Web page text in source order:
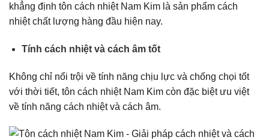
khẳng định tôn cách nhiệt Nam Kim là sản phẩm cách
nhiệt chất lượng hàng đầu hiện nay.
Tính cách nhiệt và cách âm tốt
Không chỉ nổi trội về tính năng chịu lực và chống chọi tốt
với thời tiết, tôn cách nhiệt Nam Kim còn đặc biệt ưu việt
về tính năng cách nhiệt và cách âm.